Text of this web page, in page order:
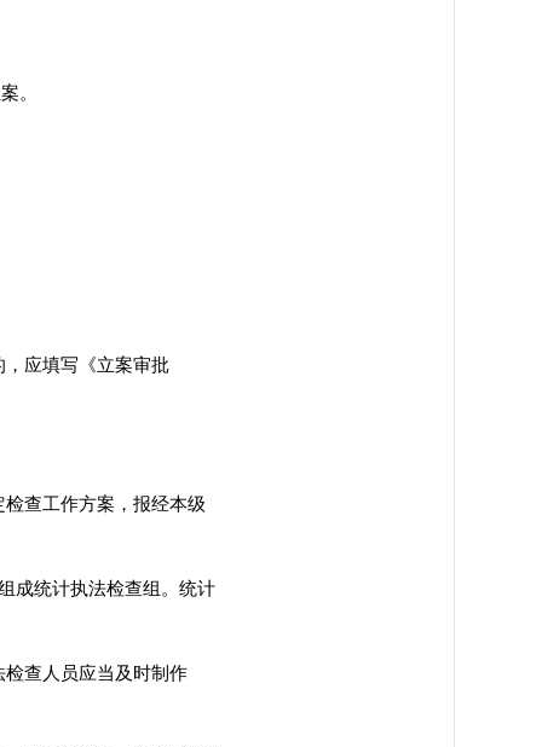
。
，应填写《立案审批
检查工作方案，报经本级
成统计执法检查组 。 统计
查人员应当及时制作